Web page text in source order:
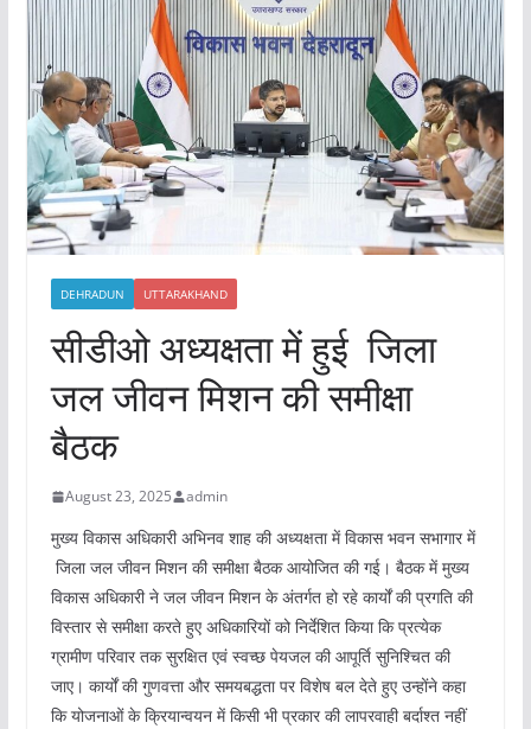
DEHRADUN UTTARAKHAND
सीडीओ अध्यक्षता में हुई जिला
जल जीवन मिशन की समीक्षा
बैठक
August 23, 2025 admin
मुख्य विकास अधिकारी अभिनव शाह की अध्यक्षता में विकास भवन सभागार में
जिला जल जीवन मिशन की समीक्षा बैठक आयोजित की गई। बैठक में मुख्य
विकास अधिकारी ने जल जीवन मिशन के अंतर्गत हो रहे कार्यों की प्रगति की
विस्तार से समीक्षा करते हुए अधिकारियों को निर्देशित किया कि प्रत्येक
ग्रामीण परिवार तक सुरक्षित एवं स्वच्छ पेयजल की आपूर्ति सुनिश्चित की
जाए। कार्यों की गुणवत्ता और समयबद्धता पर विशेष बल देते हुए उन्होंने कहा
कि योजनाओं के क्रियान्वयन में किसी भी प्रकार की लापरवाही बर्दाश्त नहीं